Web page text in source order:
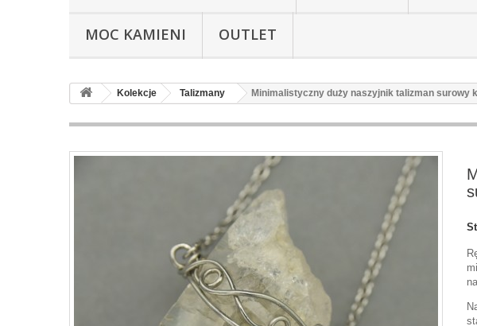
MOC KAMIENI OUTLET
Kolekcje Talizmany Minimalistyczny duży naszyjnik talizman surowy